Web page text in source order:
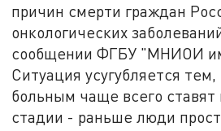
причин смерти граждан
онкологических
сообщении ФГБУ "МНИОИ
Ситуация усугубляется тем,
больным чаще всего
стадии - раньше люди